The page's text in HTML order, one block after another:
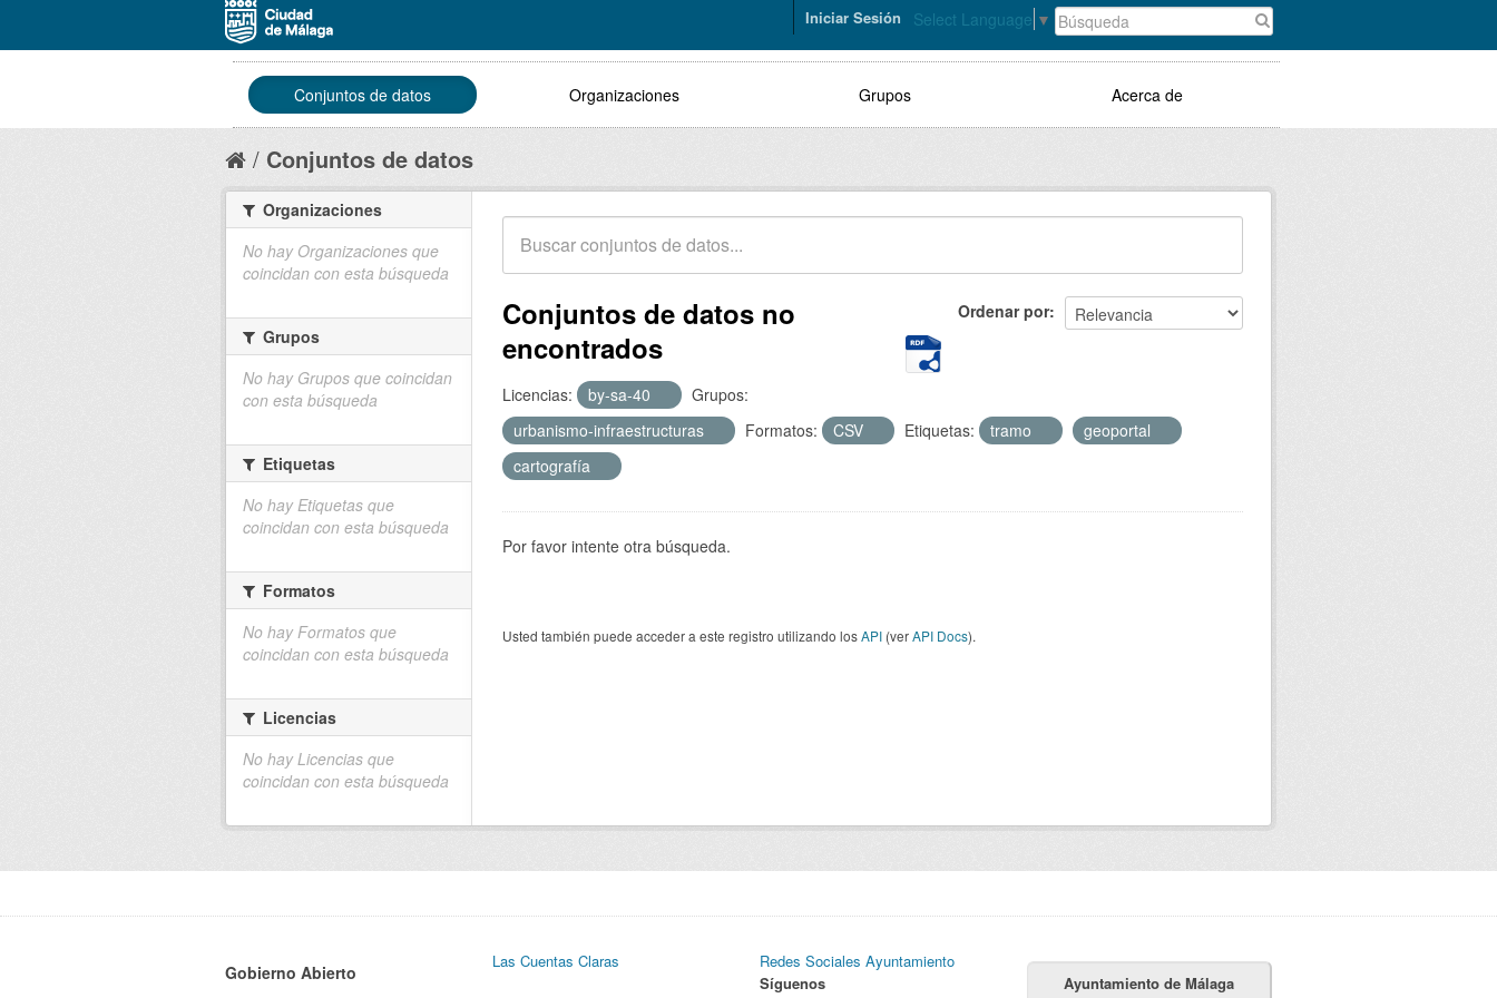
Select Language ▼
Iniciar Sesión
Conjuntos de datos Organizaciones Grupos Acerca de
Conjuntos de datos
Ordenar por
Conjuntos de datos no
encontrados
Licencias: by-sa-40
Grupos:
urbanismo-infraestructuras
Formatos: CSV Etiquetas: tramo
geoportal
cartografía
Por favor intente otra búsqueda.
Usted también puede acceder a este registro utilizando losAPI (verAPI Docs).
Organizaciones
No hay Organizaciones que
coincidan con esta búsqueda
Grupos
No hay Grupos que coincidan
con esta búsqueda
Etiquetas
No hay Etiquetas que
coincidan con esta búsqueda
Formatos
No hay Formatos que
coincidan con esta búsqueda
Licencias
No hay Licencias que
coincidan con esta búsqueda
Gobierno Abierto
Las Cuentas Claras
Redes Sociales Ayuntamiento
Síguenos
Ayuntamiento de Málaga